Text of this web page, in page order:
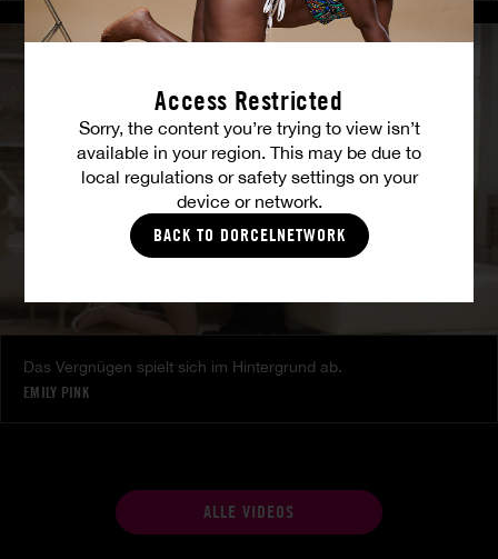
Access Restricted
Sorry, the content you’re trying to view isn’t
available in your region. This may be due to
local regulations or safety settings on your
device or network.
BACK TO DORCELNETWORK
Das Vergnügen spielt sich im Hintergrund ab.
EMILY PINK
ALLE VIDEOS